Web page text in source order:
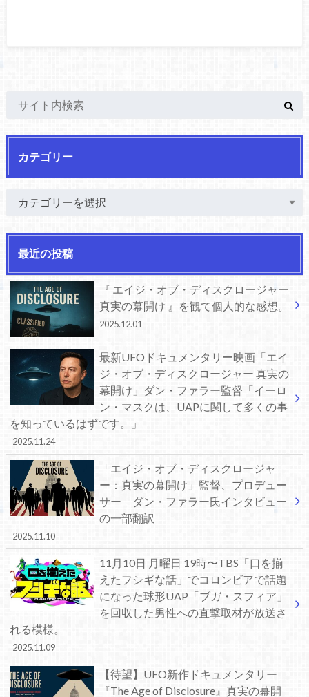
カテゴリー
最近の投稿
『 エイジ・オブ・ディスクロージャー
真実の幕開け 』を観て個人的な感想。
2025.12.01
最新UFOドキュメンタリー映画「エイ
ジ・オブ・ディスクロージャー 真実の
幕開け」ダン・ファラー監督「イーロ
ン・マスクは、UAPに関して多くの事
を知っているはずです。」
2025.11.24
「エイジ・オブ・ディスクロージャ
ー：真実の幕開け」監督、プロデュー
サー ダン・ファラー氏インタビュー
の一部翻訳
2025.11.10
11月10日 月曜日 19時〜TBS「口を揃
えたフシギな話」でコロンビアで話題
になった球形UAP「ブガ・スフィア」
を回収した男性への直撃取材が放送さ
れる模様。
2025.11.09
【待望】UFO新作ドキュメンタリー
『The Age of Disclosure』真実の幕開